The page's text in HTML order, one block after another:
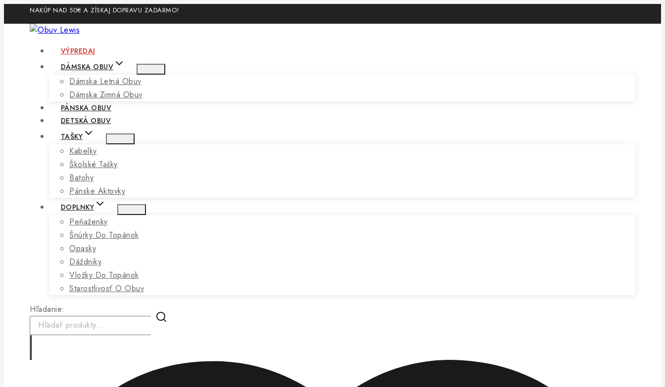
to
content
NAKÚP NAD 50€ A ZÍSKAJ DOPRAVU ZADARMO!
VÝPREDAJ
DÁMSKA OBUV
Dámska Letná Obuv
Dámska Zimná Obuv
PÁNSKA OBUV
DETSKÁ OBUV
TAŠKY
Kabelky
Školské Tašky
Batohy
Pánske Aktovky
DOPLNKY
Peňaženky
Šnúrky Do Topánok
Opasky
Dáždniky
Vložky Do Topánok
Starostlivosť O Obuv
Hľadanie: